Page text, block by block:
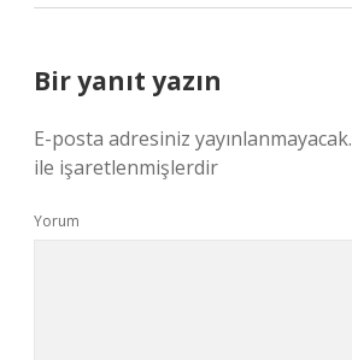
Bir yanıt yazın
E-posta adresiniz yayınlanmayacak.
ile işaretlenmişlerdir
Yorum